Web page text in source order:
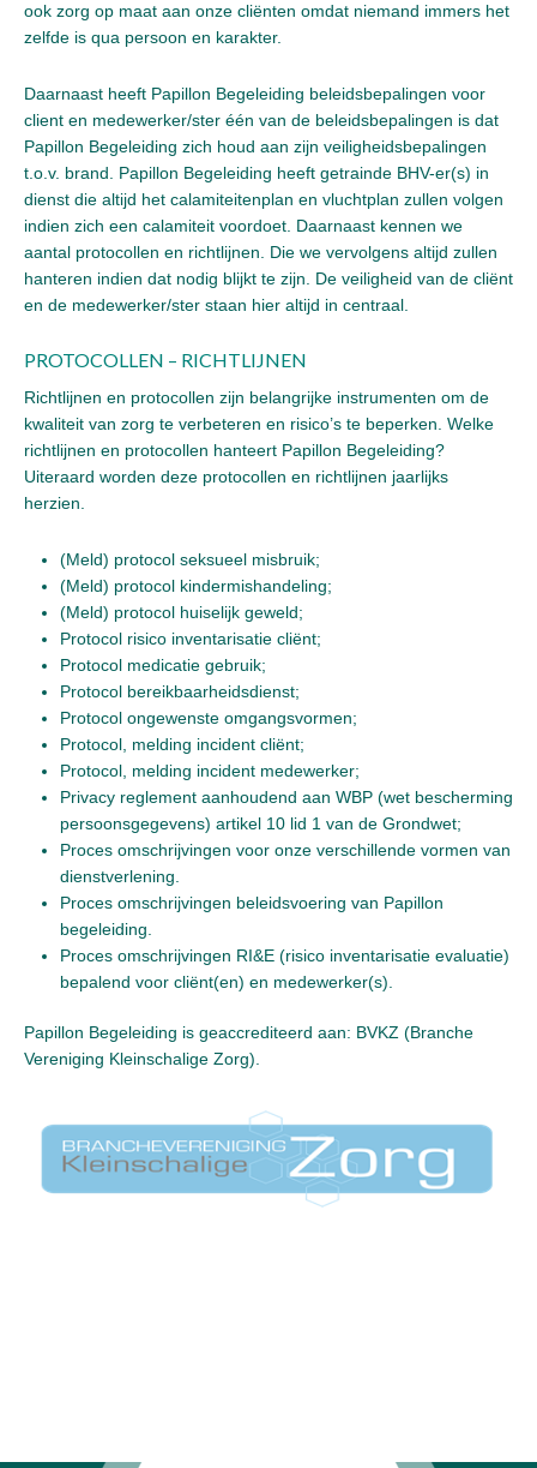
ook zorg op maat aan onze cliënten omdat niemand immers het
zelfde is qua persoon en karakter.
Daarnaast heeft Papillon Begeleiding beleidsbepalingen voor
client en medewerker/ster één van de beleidsbepalingen is dat
Papillon Begeleiding zich houd aan zijn veiligheidsbepalingen
t.o.v. brand. Papillon Begeleiding heeft getrainde BHV-er(s) in
dienst die altijd het calamiteitenplan en vluchtplan zullen volgen
indien zich een calamiteit voordoet. Daarnaast kennen we
aantal protocollen en richtlijnen. Die we vervolgens altijd zullen
hanteren indien dat nodig blijkt te zijn. De veiligheid van de cliënt
en de medewerker/ster staan hier altijd in centraal.
PROTOCOLLEN – RICHTLIJNEN
Richtlijnen en protocollen zijn belangrijke instrumenten om de
kwaliteit van zorg te verbeteren en risico’s te beperken. Welke
richtlijnen en protocollen hanteert Papillon Begeleiding?
Uiteraard worden deze protocollen en richtlijnen jaarlijks
herzien.
(Meld) protocol seksueel misbruik;
(Meld) protocol kindermishandeling;
(Meld) protocol huiselijk geweld;
Protocol risico inventarisatie cliënt;
Protocol medicatie gebruik;
Protocol bereikbaarheidsdienst;
Protocol ongewenste omgangsvormen;
Protocol, melding incident cliënt;
Protocol, melding incident medewerker;
Privacy reglement aanhoudend aan WBP (wet bescherming
persoonsgegevens) artikel 10 lid 1 van de Grondwet;
Proces omschrijvingen voor onze verschillende vormen van
dienstverlening.
Proces omschrijvingen beleidsvoering van Papillon
begeleiding.
Proces omschrijvingen RI&E (risico inventarisatie evaluatie)
bepalend voor cliënt(en) en medewerker(s).
Papillon Begeleiding is geaccrediteerd aan: BVKZ (Branche
Vereniging Kleinschalige Zorg).